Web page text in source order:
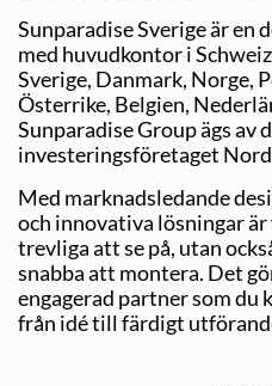
Sunparadise Sverige är en
med huvudkontor i
Sverige, Danmark, Norge,
Österrike, Belgien,
Sunparadise Group ägs av
investeringsföretaget
Med marknadsledande
och innovativa lösningar
trevliga att se på, utan
snabba att montera. Det
engagerad partner som du
från idé till färdigt